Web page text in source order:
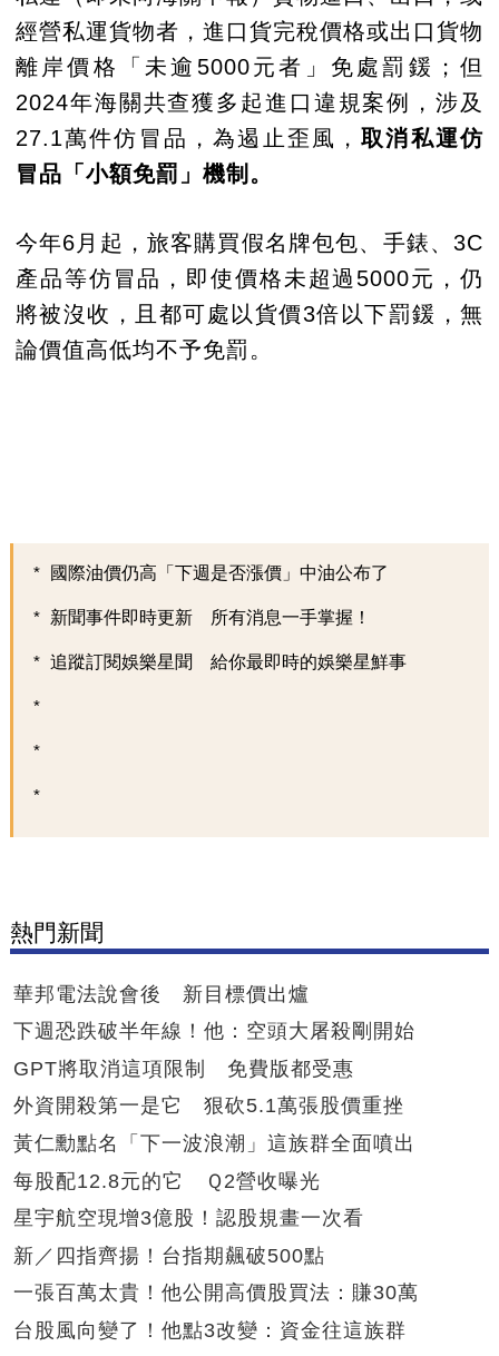
經營私運貨物者，進口貨完稅價格或出口貨物
離岸價格「未逾5000元者」免處罰鍰；但
2024年海關共查獲多起進口違規案例，涉及
27.1萬件仿冒品，為遏止歪風，取消私運仿
冒品「小額免罰」機制。
今年6月起，旅客購買假名牌包包、手錶、3C
產品等仿冒品，即使價格未超過5000元，仍
將被沒收，且都可處以貨價3倍以下罰鍰，無
論價值高低均不予免罰。
國際油價仍高「下週是否漲價」中油公布了
新聞事件即時更新 所有消息一手掌握！
追蹤訂閱娛樂星聞 給你最即時的娛樂星鮮事
熱門新聞
華邦電法說會後 新目標價出爐
下週恐跌破半年線！他：空頭大屠殺剛開始
GPT將取消這項限制 免費版都受惠
外資開殺第一是它 狠砍5.1萬張股價重挫
黃仁勳點名「下一波浪潮」這族群全面噴出
每股配12.8元的它 Ｑ2營收曝光
星宇航空現增3億股！認股規畫一次看
新／四指齊揚！台指期飆破500點
一張百萬太貴！他公開高價股買法：賺30萬
台股風向變了！他點3改變：資金往這族群